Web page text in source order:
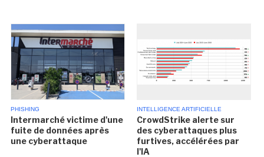
PHISHING
Intermarché victime d'une
fuite de données après
une cyberattaque
INTELLIGENCE ARTIFICIELLE
CrowdStrike alerte sur
des cyberattaques plus
furtives, accélérées par
l'IA